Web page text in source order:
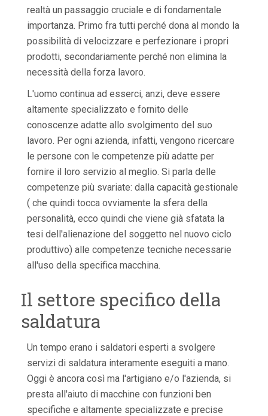
realtà un passaggio cruciale e di fondamentale
importanza. Primo fra tutti perché dona al mondo la
possibilità di velocizzare e perfezionare i propri
prodotti, secondariamente perché non elimina la
necessità della forza lavoro.
L'uomo continua ad esserci, anzi, deve essere
altamente specializzato e fornito delle
conoscenze adatte allo svolgimento del suo
lavoro. Per ogni azienda, infatti, vengono ricercare
le persone con le competenze più adatte per
fornire il loro servizio al meglio. Si parla delle
competenze più svariate: dalla capacità gestionale
( che quindi tocca ovviamente la sfera della
personalità, ecco quindi che viene già sfatata la
tesi dell'alienazione del soggetto nel nuovo ciclo
produttivo) alle competenze tecniche necessarie
all'uso della specifica macchina.
Il settore specifico della
saldatura
Un tempo erano i saldatori esperti a svolgere
servizi di saldatura interamente eseguiti a mano.
Oggi è ancora così ma l'artigiano e/o l'azienda, si
presta all'aiuto di macchine con funzioni ben
specifiche e altamente specializzate e precise